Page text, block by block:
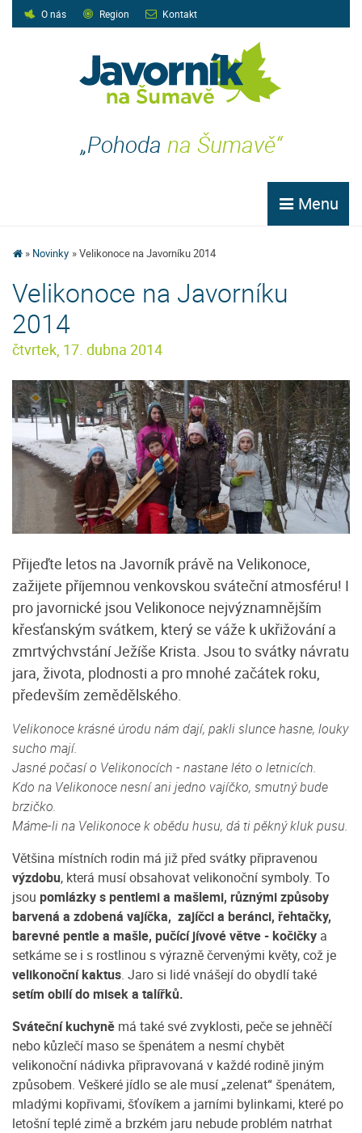
O nás Region Kontakt
„Pohoda na Šumavě“
Menu
Novinky Velikonoce na Javorníku 2014
Velikonoce na Javorníku
2014
čtvrtek, 17. dubna 2014
Přijeďte letos na Javorník právě na Velikonoce,
zažijete příjemnou venkovskou sváteční atmosféru! I
pro javornické jsou Velikonoce nejvýznamnějším
křesťanským svátkem, který se váže k ukřižování a
zmrtvýchvstání Ježíše Krista. Jsou to svátky návratu
jara, života, plodnosti a pro mnohé začátek roku,
především zemědělského.
Velikonoce krásné úrodu nám dají, pakli slunce hasne, louky
sucho mají.
Jasné počasí o Velikonocích - nastane léto o letnicích.
Kdo na Velikonoce nesní ani jedno vajíčko, smutný bude
brzičko.
Máme-li na Velikonoce k obědu husu, dá ti pěkný kluk pusu.
Většina místních rodin má již před svátky připravenou
výzdobu, která musí obsahovat velikonoční symboly. To
jsou pomlázky s pentlemi a mašlemi, různými způsoby
barvená a zdobená vajíčka, zajíčci a beránci, řehtačky,
barevné pentle a mašle, pučící jívové větve - kočičky a
setkáme se i s rostlinou s výrazně červenými květy, což je
velikonoční kaktus. Jaro si lidé vnášejí do obydlí také
setím obilí do misek a talířků.
Sváteční kuchyně má také své zvyklosti, peče se jehněčí
nebo kůzlečí maso se špenátem a nesmí chybět
velikonoční nádivka připravovaná v každé rodině jiným
způsobem. Veškeré jídlo se ale musí „zelenat“ špenátem,
mladými kopřivami, šťovíkem a jarními bylinkami, které po
letošní teplé zimě a brzkém jaru nebude problém natrhat